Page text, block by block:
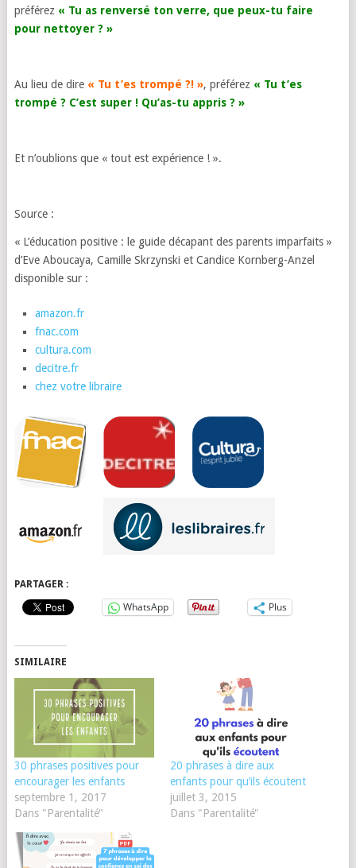
préférez « Tu as renversé ton verre, que peux-tu faire
pour nettoyer ? »
Au lieu de dire « Tu t’es trompé ?! », préférez « Tu t’es
trompé ? C’est super ! Qu’as-tu appris ? »
Et n’oublions que « tout est expérience ! ».
Source :
« L’éducation positive : le guide décapant des parents imparfaits »
d’Eve Aboucaya, Camille Skrzynski et Candice Kornberg-Anzel
disponible sur :
amazon.fr
fnac.com
cultura.com
decitre.fr
chez votre libraire
PARTAGER :
WhatsApp Plus
SIMILAIRE
30 phrases positives pour
encourager les enfants
septembre 1, 2017
Dans "Parentalité"
20 phrases à dire aux
enfants pour qu’ils écoutent
juillet 3, 2015
Dans "Parentalité"